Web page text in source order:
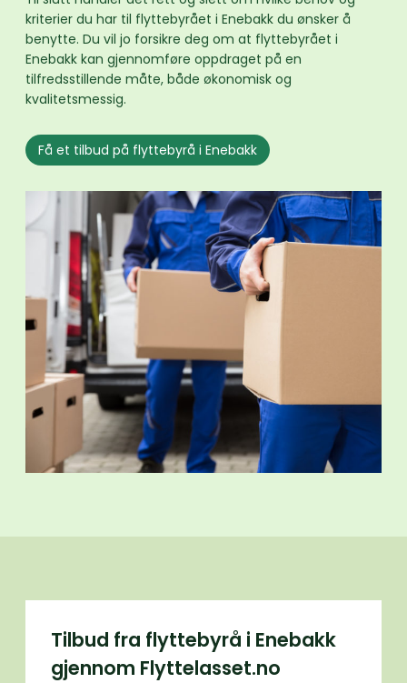
kriterier du har til flyttebyrået i Enebakk du ønsker å
benytte. Du vil jo forsikre deg om at flyttebyrået i
Enebakk kan gjennomføre oppdraget på en
tilfredsstillende måte, både økonomisk og
kvalitetsmessig.
Få et tilbud på flyttebyrå i Enebakk
Tilbud fra flyttebyrå i Enebakk
gjennom Flyttelasset.no